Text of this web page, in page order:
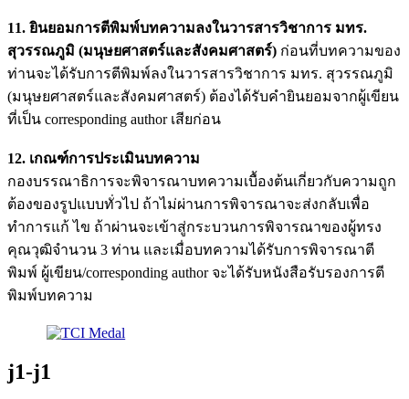
11. ยินยอมการตีพิมพ์บทความลงในวารสารวิชาการ มทร.
สุวรรณภูมิ (มนุษยศาสตร์และสังคมศาสตร์) ก่อนที่บทความของ
ท่านจะได้รับการตีพิมพ์ลงในวารสารวิชาการ มทร. สุวรรณภูมิ
(มนุษยศาสตร์และสังคมศาสตร์) ต้องได้รับคำยินยอมจากผู้เขียน
ที่เป็น corresponding author เสียก่อน
12. เกณฑ์การประเมินบทความ
กองบรรณาธิการจะพิจารณาบทความเบื้องต้นเกี่ยวกับความถูก
ต้องของรูปแบบทั่วไป ถ้าไม่ผ่านการพิจารณาจะส่งกลับเพื่อ
ทำการแก้ ไข ถ้าผ่านจะเข้าสู่กระบวนการพิจารณาของผู้ทรง
คุณวุฒิจำนวน 3 ท่าน และเมื่อบทความได้รับการพิจารณาตี
พิมพ์ ผู้เขียน/corresponding author จะได้รับหนังสือรับรองการตี
พิมพ์บทความ
j1-j1